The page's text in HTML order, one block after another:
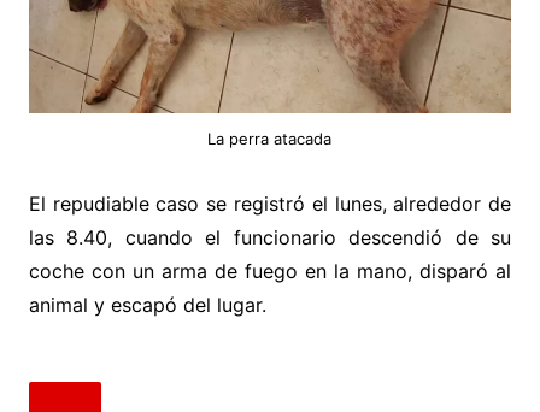
La perra atacada
El repudiable caso se registró el lunes, alrededor de
las 8.40, cuando el funcionario descendió de su
coche con un arma de fuego en la mano, disparó al
animal y escapó del lugar.